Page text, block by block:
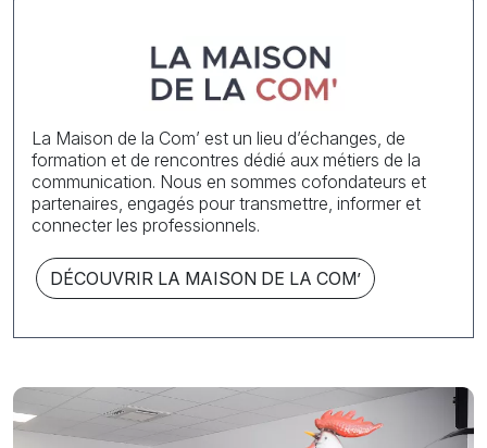
La Maison de la Com’ est un lieu d’échanges, de
formation et de rencontres dédié aux métiers de la
communication. Nous en sommes cofondateurs et
partenaires, engagés pour transmettre, informer et
connecter les professionnels.
DÉCOUVRIR LA MAISON DE LA COM’